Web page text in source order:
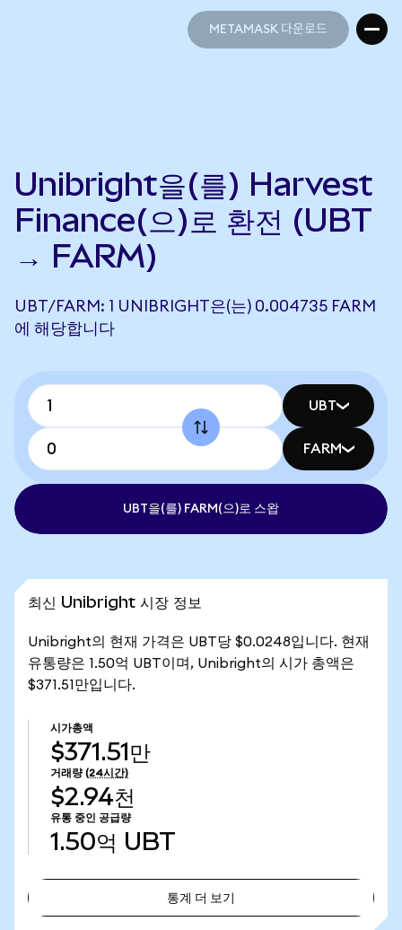
METAMASK 다운로드
Unibright을(를) Harvest
Finance(으)로 환전 (UBT
→ FARM)
UBT/FARM: 1 UNIBRIGHT은(는) 0.004735 FARM
에 해당합니다
UBT
FARM
UBT을(를) FARM(으)로 스왑
최신 Unibright 시장 정보
Unibright의 현재 가격은 UBT당 $0.0248입니다. 현재
유통량은 1.50억 UBT이며, Unibright의 시가 총액은
$371.51만입니다.
시가총액
$371.51만
거래량 (24시간)
$2.94천
유통 중인 공급량
1.50억 UBT
통계 더 보기